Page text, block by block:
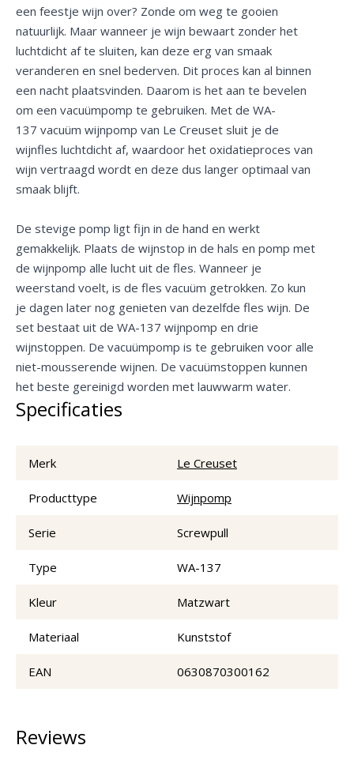
een feestje wijn over? Zonde om weg te gooien
natuurlijk. Maar wanneer je wijn bewaart zonder het
luchtdicht af te sluiten, kan deze erg van smaak
veranderen en snel bederven. Dit proces kan al binnen
een nacht plaatsvinden. Daarom is het aan te bevelen
om een vacuümpomp te gebruiken. Met de WA-
137 vacuüm wijnpomp van Le Creuset sluit je de
wijnfles luchtdicht af, waardoor het oxidatieproces van
wijn vertraagd wordt en deze dus langer optimaal van
smaak blijft.
De stevige pomp ligt fijn in de hand en werkt
gemakkelijk. Plaats de wijnstop in de hals en pomp met
de wijnpomp alle lucht uit de fles. Wanneer je
weerstand voelt, is de fles vacuüm getrokken. Zo kun
je dagen later nog genieten van dezelfde fles wijn. De
set bestaat uit de WA-137 wijnpomp en drie
wijnstoppen. De vacuümpomp is te gebruiken voor alle
niet-mousserende wijnen. De vacuümstoppen kunnen
het beste gereinigd worden met lauwwarm water.
Specificaties
Merk Le Creuset
Producttype Wijnpomp
Serie Screwpull
Type WA-137
Kleur Matzwart
Materiaal Kunststof
EAN 0630870300162
Reviews